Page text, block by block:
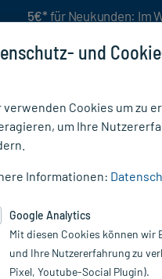
5€* für Neukunden: Im
Nur für
und
verwenden Cookies um zu
um Ihre
Informationen:
Google Analytics
Mit diesen Cookies können wir
und Ihre Nutzererfahrung zu
Pixel, Youtube-Social Plugin).